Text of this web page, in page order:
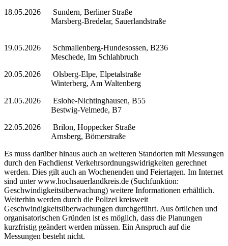
18.05.2026 Sundern, Berliner Straße
Marsberg-Bredelar, Sauerlandstraße
19.05.2026 Schmallenberg-Hundesossen, B236
Meschede, Im Schlahbruch
20.05.2026 Olsberg-Elpe, Elpetalstraße
Winterberg, Am Waltenberg
21.05.2026 Eslohe-Nichtinghausen, B55
Bestwig-Velmede, B7
22.05.2026 Brilon, Hoppecker Straße
Arnsberg, Bömerstraße
Es muss darüber hinaus auch an weiteren Standorten mit Messungen
durch den Fachdienst Verkehrsordnungswidrigkeiten gerechnet
werden. Dies gilt auch an Wochenenden und Feiertagen. Im Internet
sind unter www.hochsauerlandkreis.de (Suchfunktion:
Geschwindigkeitsüberwachung) weitere Informationen erhältlich.
Weiterhin werden durch die Polizei kreisweit
Geschwindigkeitsüberwachungen durchgeführt. Aus örtlichen und
organisatorischen Gründen ist es möglich, dass die Planungen
kurzfristig geändert werden müssen. Ein Anspruch auf die
Messungen besteht nicht.